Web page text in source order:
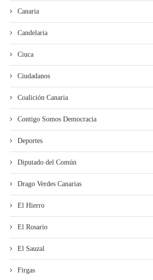
Canaria
Candelaria
Ciuca
Ciudadanos
Coalición Canaria
Contigo Somos Democracia
Deportes
Diputado del Común
Drago Verdes Canarias
El Hierro
El Rosario
El Sauzal
Firgas